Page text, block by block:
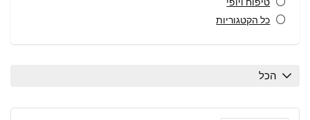
כל הקטגוריות
הכל